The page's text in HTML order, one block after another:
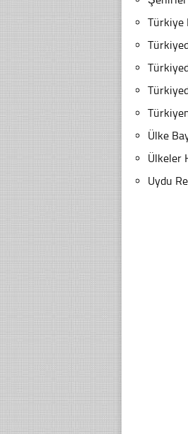
Türkiye
Ülke
Ülkeler
Uydu